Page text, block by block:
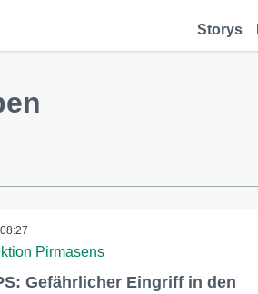
Storys
Pirmasens
Gefährlicher Eingriff in den